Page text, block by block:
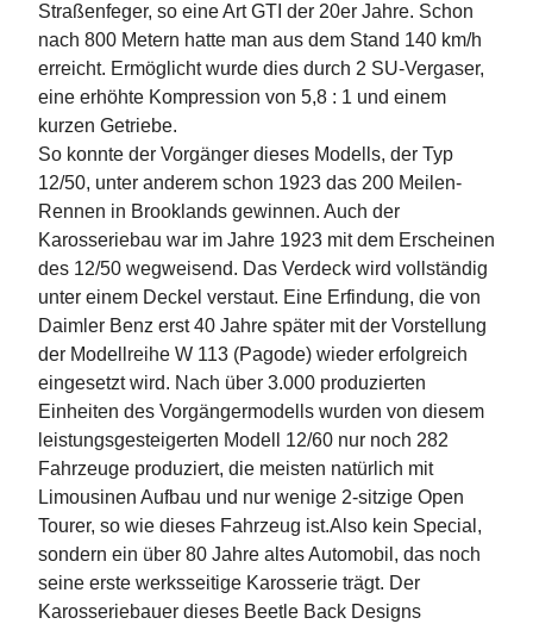
Straßenfeger, so eine Art GTI der 20er Jahre. Schon
nach 800 Metern hatte man aus dem Stand 140 km/h
erreicht. Ermöglicht wurde dies durch 2 SU-Vergaser,
eine erhöhte Kompression von 5,8 : 1 und einem
kurzen Getriebe.
So konnte der Vorgänger dieses Modells, der Typ
12/50, unter anderem schon 1923 das 200 Meilen-
Rennen in Brooklands gewinnen. Auch der
Karosseriebau war im Jahre 1923 mit dem Erscheinen
des 12/50 wegweisend. Das Verdeck wird vollständig
unter einem Deckel verstaut. Eine Erfindung, die von
Daimler Benz erst 40 Jahre später mit der Vorstellung
der Modellreihe W 113 (Pagode) wieder erfolgreich
eingesetzt wird. Nach über 3.000 produzierten
Einheiten des Vorgängermodells wurden von diesem
leistungsgesteigerten Modell 12/60 nur noch 282
Fahrzeuge produziert, die meisten natürlich mit
Limousinen Aufbau und nur wenige 2-sitzige Open
Tourer, so wie dieses Fahrzeug ist.Also kein Special,
sondern ein über 80 Jahre altes Automobil, das noch
seine erste werksseitige Karosserie trägt. Der
Karosseriebauer dieses Beetle Back Designs